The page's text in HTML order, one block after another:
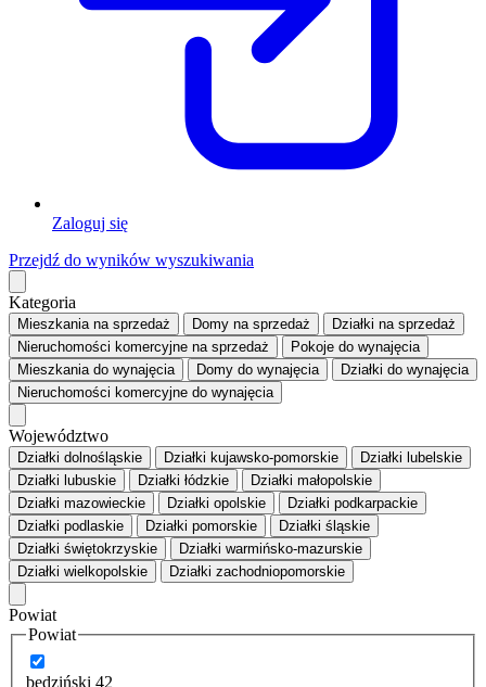
Zaloguj się
Przejdź do wyników wyszukiwania
Kategoria
Mieszkaniana sprzedaż Domy na sprzedaż Działki na sprzedaż
Nieruchomości komercyjne na sprzedaż Pokoje do wynajęcia
Mieszkaniado wynajęcia Domy do wynajęcia Działki do wynajęcia
Nieruchomości komercyjne do wynajęcia
Województwo
Działki dolnośląskie Działki kujawsko-pomorskie
Działki lubelskie
Działki lubuskie
Działki łódzkie
Działki małopolskie
Działki mazowieckie
Działki opolskie
Działki podkarpackie
Działki podlaskie
Działki pomorskie
Działki śląskie
Działki świętokrzyskie
Działki warmińsko-mazurskie
Działki wielkopolskie
Działki zachodniopomorskie
Powiat
Powiat
będziński 42